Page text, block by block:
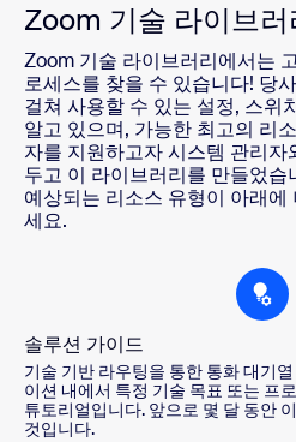
Zoom 기술 라이브
Zoom 기술 라이브러리에서는
로세스를 찾을 수 있습니다! 당
걸쳐 사용할 수 있는 설정, 스위
알고 있으며, 가능한 최고의 리
자를 지원하고자 시스템 관리자
두고 이 라이브러리를 만들었
예상되는 리소스 유형이 아래
세요.
솔루션 가이드
기술 기반 라우팅을 통한 통화 대기
이션 내에서 특정 기술 목표 또는 프
튜토리얼입니다. 앞으로 몇 달 동안
것입니다.